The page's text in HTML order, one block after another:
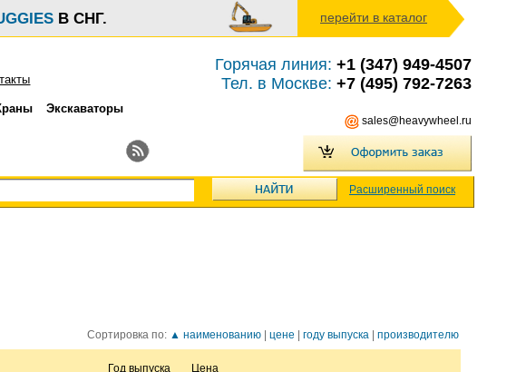
В СНГ. перейти в каталог
Экскаваторы
Горячая линия: +1 (347) 949-4507
Тел. в Москве: +7 (495) 792-7263
sales@heavywheel.ru
Расширенный поиск
Сортировка по: ▲ наименованию |цене |году выпуска |производителю
Год выпуска Цена